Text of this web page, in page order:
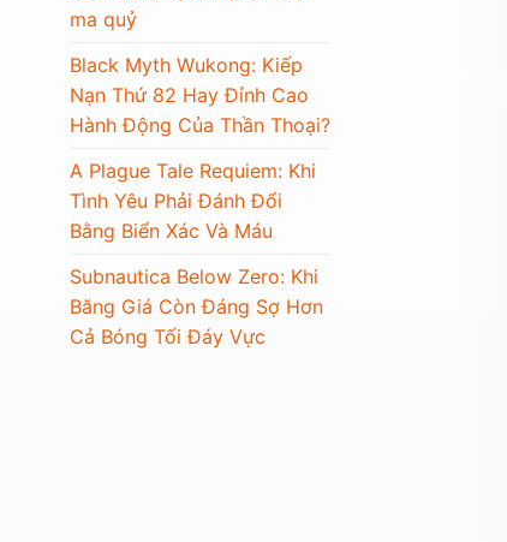
ma quỷ
Black Myth Wukong: Kiếp
Nạn Thứ 82 Hay Đỉnh Cao
Hành Động Của Thần Thoại?
A Plague Tale Requiem: Khi
Tình Yêu Phải Đánh Đổi
Bằng Biển Xác Và Máu
Subnautica Below Zero: Khi
Băng Giá Còn Đáng Sợ Hơn
Cả Bóng Tối Đáy Vực